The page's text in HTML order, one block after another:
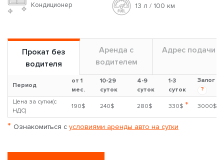
Кондиционер 13 л / 100 км
Прокат без
водителя
Аренда с
водителем
Адрес подачи
Период
от 1
мес.
10-29
суток
4-9
суток
1-3
суток
Залог
?
Цена за сутки(с
НДС)
190$ 240$ 280$ 330$ * 3000$
* Ознакомиться с условиями аренды авто на сутки